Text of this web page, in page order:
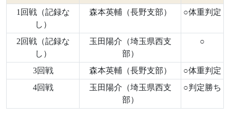
1回戦（記録な
し）
森本英輔（長野支部） ○体重判定
2回戦（記録な
し）
玉田陽介（埼玉県西支
部）
○
3回戦 森本英輔（長野支部）
○体重判定
4回戦
玉田陽介（埼玉県西支
部）
○判定勝ち